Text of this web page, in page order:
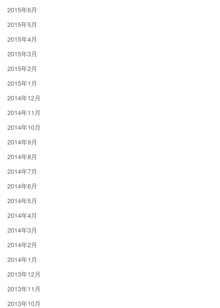
2015年6月
2015年5月
2015年4月
2015年3月
2015年2月
2015年1月
2014年12月
2014年11月
2014年10月
2014年9月
2014年8月
2014年7月
2014年6月
2014年5月
2014年4月
2014年3月
2014年2月
2014年1月
2013年12月
2013年11月
2013年10月